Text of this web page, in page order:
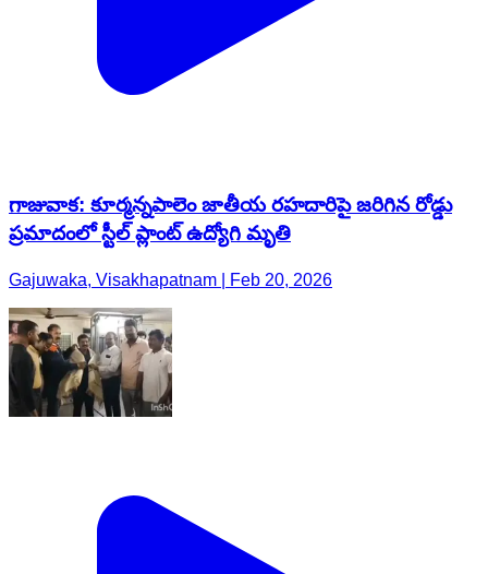
గాజువాక: కూర్మన్నపాలెం జాతీయ రహదారిపై జరిగిన రోడ్డు
ప్రమాదంలో స్టీల్ ప్లాంట్ ఉద్యోగి మృతి
Gajuwaka, Visakhapatnam | Feb 20, 2026